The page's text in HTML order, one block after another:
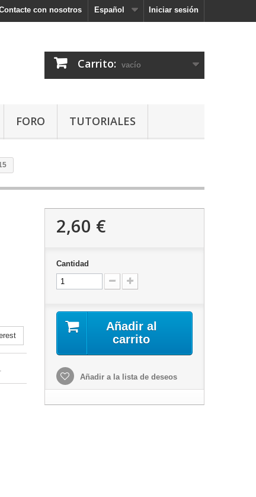
Iniciar sesión
Español
con nosotros
Carrito: vacío
FORO TUTORIALES
2,60 €
Cantidad
Añadir al
carrito
Añadir a la lista de deseos